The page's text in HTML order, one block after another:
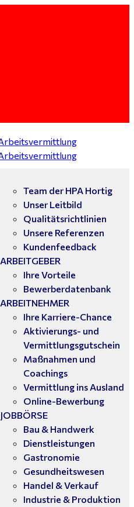
Team der HPA Hortig
Unser Leitbild
Qualitätsrichtlinien
Unsere Referenzen
Kundenfeedback
ARBEITGEBER
Ihre Vorteile
Bewerberdatenbank
ARBEITNEHMER
Ihre Karriere-Chance
Aktivierungs- und
Vermittlungsgutschein
Maßnahmen und
Coachings
Vermittlung ins Ausland
Online-Bewerbung
JOBBÖRSE
Bau & Handwerk
Dienstleistungen
Gastronomie
Gesundheitswesen
Handel & Verkauf
Industrie & Produktion